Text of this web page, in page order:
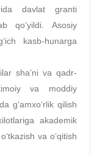
davlat granti
qoʻyildi. Asosiy
kasb-hunarga
shaʼni va qadr-
va moddiy
gʻamxoʻrlik qilish
akademik
va oʻqitish